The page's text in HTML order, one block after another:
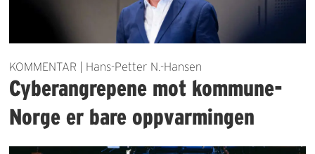
KOMMENTAR | Hans-Petter N.-Hansen
Cyberangrepene mot kommune-
Norge er bare oppvarmingen